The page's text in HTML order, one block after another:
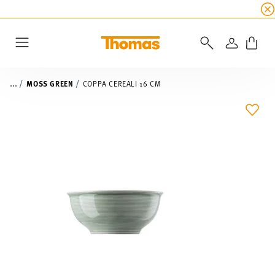
☀️ fino al 45% di sconto su tutte
ACCEDI
... MOSS GREEN COPPA CEREALI 16 CM